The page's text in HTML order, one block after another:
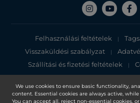
We use cookies to ensure basic functionality,
content. Essential cookies are always active,
You can accept all, reject non-essential cookies,
Felhasználási feltételek |
Visszaküldési szabályzat |
Szállítási és fizetési feltételek |
Adatvédelmi
Copyright 2025, DXN Holdings Bhd.